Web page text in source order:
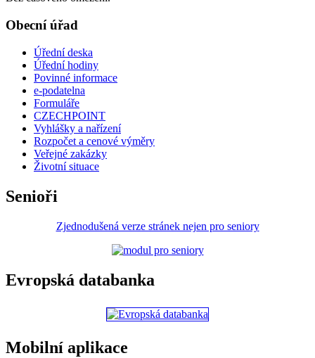
Obecní úřad
Úřední deska
Úřední hodiny
Povinné informace
e-podatelna
Formuláře
CZECHPOINT
Vyhlášky a nařízení
Rozpočet a cenové výměry
Veřejné zakázky
Životní situace
Senioři
Zjednodušená verze stránek nejen pro seniory
Evropská databanka
Mobilní aplikace